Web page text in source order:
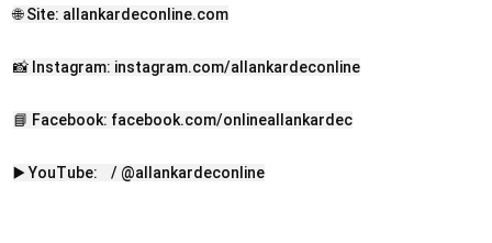
🌐 Site: allankardeconline.com
📸 Instagram: instagram.com/allankardeconline
📘 Facebook: facebook.com/onlineallankardec